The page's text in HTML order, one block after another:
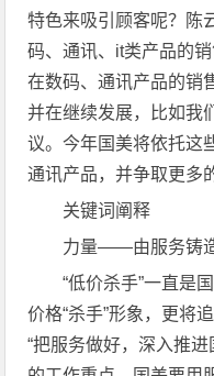
特色来吸引顾客呢？陈
码、通讯、it类产品的
在数码、通讯产品的销
并在继续发展，比如我
议。今年国美将依托这
通讯产品，并争取更多
关键词阐释
力量——由服务铸
“低价杀手”一直是
价格“杀手”形象，更将
“把服务做好，深入推进